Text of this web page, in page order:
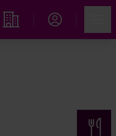
Immobiliensuche